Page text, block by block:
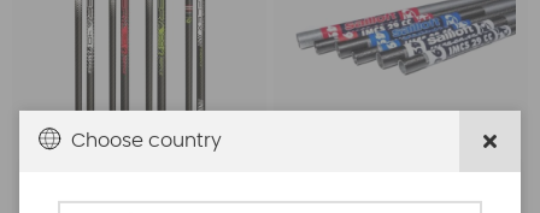
fr. 4499 SEK
fr. 6699 SEK
Choose country